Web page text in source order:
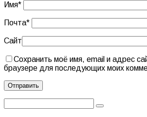
Имя*
Почта*
Сайт
Сохранить моё имя, email и адрес
браузере для последующих моих